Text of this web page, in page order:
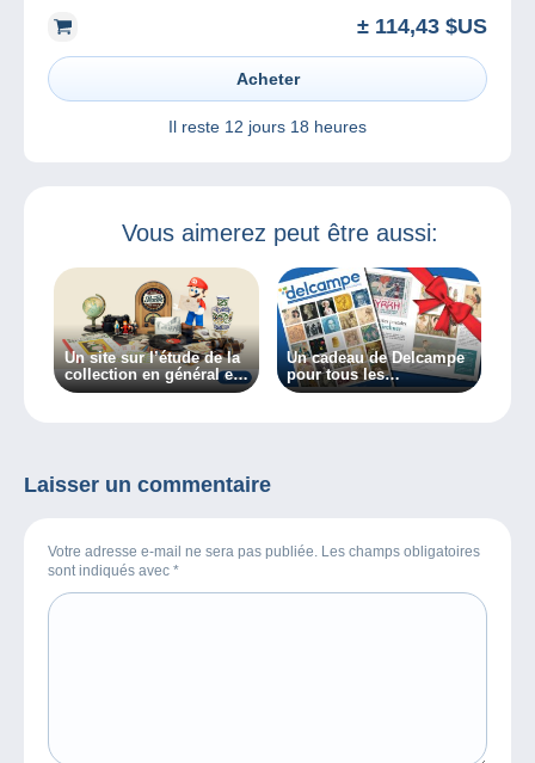
± 114,43 $US
Acheter
Il reste 12 jours 18 heures
Vous aimerez peut être aussi:
Un site sur l’étude de la
collection en général et
des collectionneurs en
Un cadeau de Delcampe
pour tous les
collectionneurs !
Laisser un commentaire
Votre adresse e-mail ne sera pas publiée. Les champs obligatoires
sont indiqués avec *